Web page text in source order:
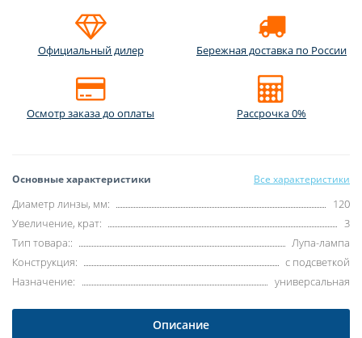
Официальный дилер Бережная доставка по России
Осмотр заказа до оплаты Рассрочка 0%
Основные характеристики Все характеристики
Диаметр линзы, мм:
120
Увеличение, крат:
3
Тип товара::
Лупа-лампа
Конструкция:
с подсветкой
Назначение:
универсальная
Описание